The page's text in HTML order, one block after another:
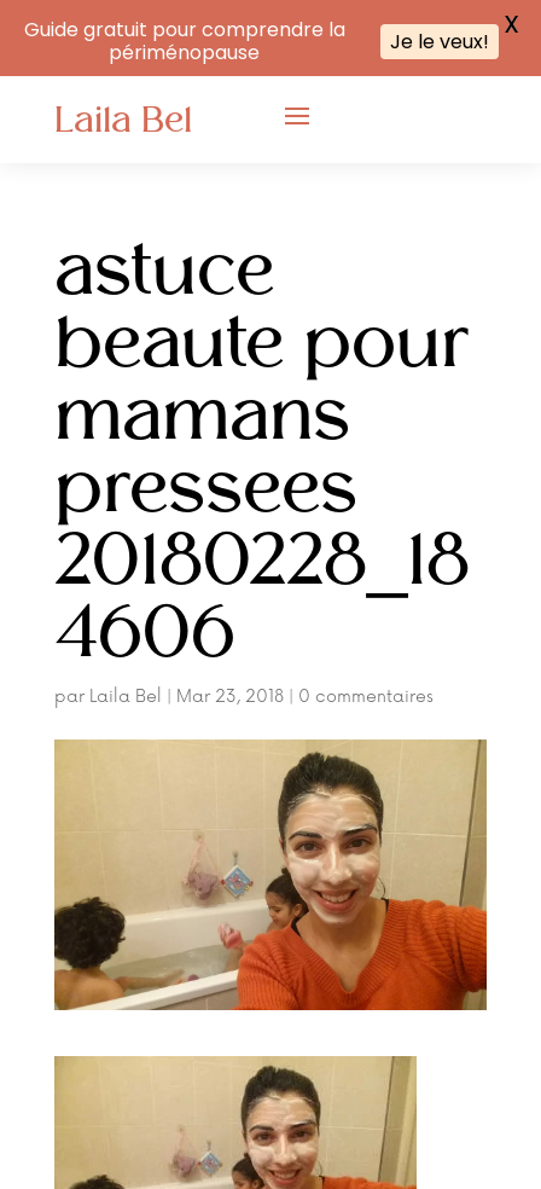
Laila Bel
astuce
beaute pour
mamans
pressees
20180228_18
4606
par Laila Bel Mar 23, 2018| 0 commentaires
Guide gratuit pour comprendre la
périménopause
Je le veux! X